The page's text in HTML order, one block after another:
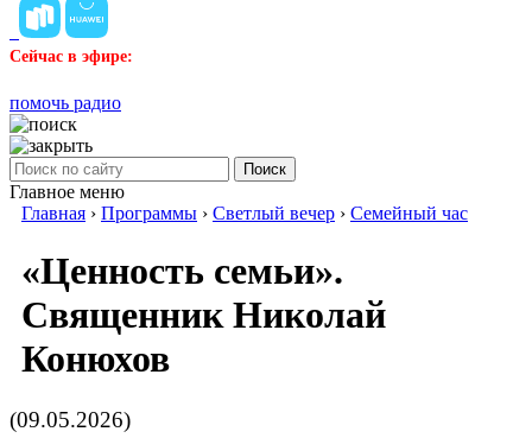
Сейчас в эфире:
помочь радио
Поиск
Главное меню
Главная › Программы › Светлый вечер › Семейный час
«Ценность семьи».
Священник Николай
Конюхов
(09.05.2026)